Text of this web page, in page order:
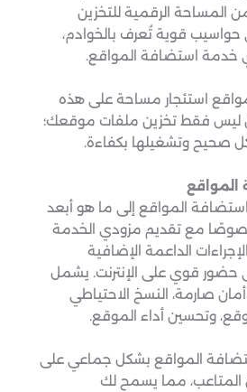
المساحة الرقمية للتخزين
حواسيب قوية تُعرف بالخوادم،
خدمة استضافة المواقع.
استئجار مساحة على هذه
ليس فقط تخزين ملفات موقعك؛
صحيح وتشغيلها بكفاءة.
المواقع إلى ما هو أبعد
مع تقديم مزودي الخدمة
الداعمة الإضافية
حضور قوي على الإنترنت. يشمل
صارمة، النسخ الاحتياطي
وتحسين أداء الموقع.
المواقع بشكل جماعي على
المتاعب، مما يسمح لك